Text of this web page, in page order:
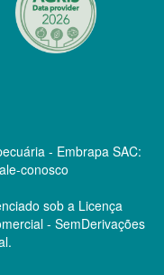
- Embrapa SAC:
conosco
sob a Licença
- SemDerivações